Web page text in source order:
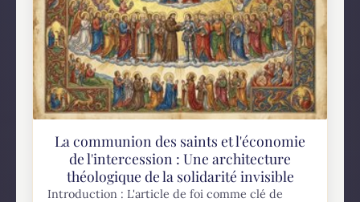
La communion des saints et l'économie
de l'intercession : Une architecture
théologique de la solidarité invisible
Introduction : L'article de foi comme clé de